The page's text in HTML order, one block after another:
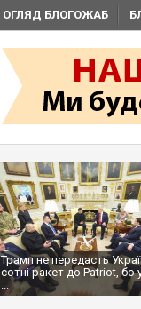
ОГЛЯД БЛОГОЖАБ
Трамп не передасть
сотні ракет до Patriot,
...